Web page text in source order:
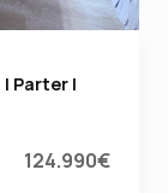
Parter |
124.990€